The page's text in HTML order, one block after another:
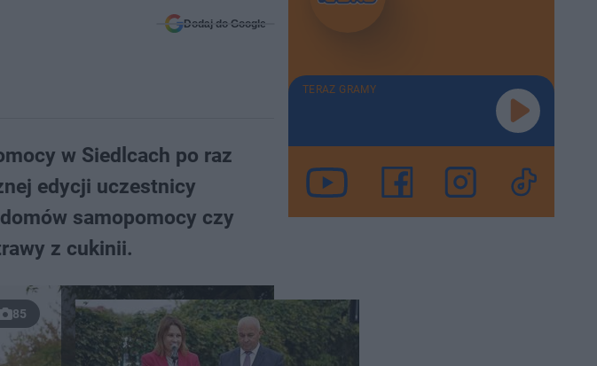
Dodaj do Google
w Siedlcach po raz
edycji uczestnicy
samopomocy czy
z cukinii.
85
TERAZ GRAMY